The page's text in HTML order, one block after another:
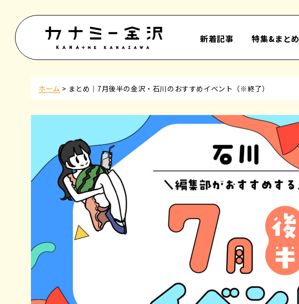
新着記事 特集&まとめ
ホーム > まとめ｜7月後半の金沢・石川のおすすめイベント（※終了）